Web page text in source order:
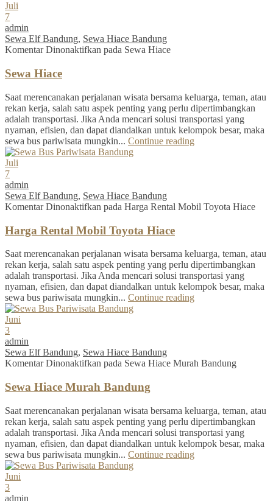
Juli
7
admin
Sewa Elf Bandung, Sewa Hiace Bandung
Komentar Dinonaktifkan pada Sewa Hiace
Sewa Hiace
Saat merencanakan perjalanan wisata bersama keluarga, teman, atau
rekan kerja, salah satu aspek penting yang perlu dipertimbangkan
adalah transportasi. Jika Anda mencari solusi transportasi yang
nyaman, efisien, dan dapat diandalkan untuk kelompok besar, maka
sewa bus pariwisata mungkin... Continue reading
Juli
7
admin
Sewa Elf Bandung, Sewa Hiace Bandung
Komentar Dinonaktifkan pada Harga Rental Mobil Toyota Hiace
Harga Rental Mobil Toyota Hiace
Saat merencanakan perjalanan wisata bersama keluarga, teman, atau
rekan kerja, salah satu aspek penting yang perlu dipertimbangkan
adalah transportasi. Jika Anda mencari solusi transportasi yang
nyaman, efisien, dan dapat diandalkan untuk kelompok besar, maka
sewa bus pariwisata mungkin... Continue reading
Juni
3
admin
Sewa Elf Bandung, Sewa Hiace Bandung
Komentar Dinonaktifkan pada Sewa Hiace Murah Bandung
Sewa Hiace Murah Bandung
Saat merencanakan perjalanan wisata bersama keluarga, teman, atau
rekan kerja, salah satu aspek penting yang perlu dipertimbangkan
adalah transportasi. Jika Anda mencari solusi transportasi yang
nyaman, efisien, dan dapat diandalkan untuk kelompok besar, maka
sewa bus pariwisata mungkin... Continue reading
Juni
3
admin